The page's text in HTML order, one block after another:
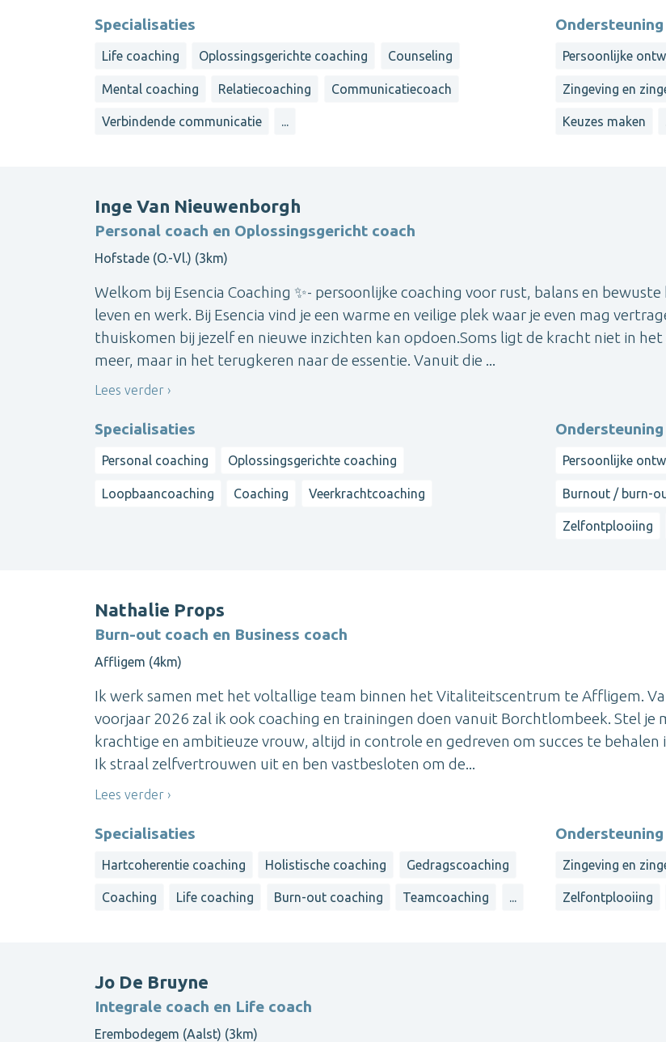
Specialisaties
Life coaching Oplossingsgerichte coaching Counseling
Mental coaching Relatiecoaching Communicatiecoach
Verbindende communicatie ...
Persoonlijke
Zingeving en
Keuzes maken
Inge Van Nieuwenborgh
Personal coach en Oplossingsgericht coach
Hofstade (O.-Vl.) (3km)
Welkom bij Esencia Coaching ✨- persoonlijke coaching voor rust, balans en bewuste
leven en werk. Bij Esencia vind je een warme en veilige plek waar je even mag
thuiskomen bij jezelf en nieuwe inzichten kan opdoen.Soms ligt de kracht niet in het
meer, maar in het terugkeren naar de essentie. Vanuit die ...
Lees verder
Specialisaties
Personal coaching Oplossingsgerichte coaching
Loopbaancoaching Coaching Veerkrachtcoaching
Persoonlijke
Burnout / burn-
Zelfontplooiing
Nathalie Props
Burn-out coach en Business coach
Affligem (4km)
Ik werk samen met het voltallige team binnen het Vitaliteitscentrum te Affligem.
voorjaar 2026 zal ik ook coaching en trainingen doen vanuit Borchtlombeek. Stel je
krachtige en ambitieuze vrouw, altijd in controle en gedreven om succes te behalen
Ik straal zelfvertrouwen uit en ben vastbesloten om de...
Lees verder
Specialisaties
Hartcoherentie coaching Holistische coaching Gedragscoaching
Coaching Life coaching Burn-out coaching Teamcoaching ...
Zingeving en
Zelfontplooiing
Jo De Bruyne
Integrale coach en Life coach
Erembodegem (Aalst) (3km)